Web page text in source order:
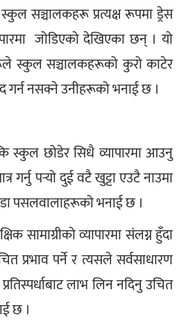
सञ्चालकहरू प्रत्यक्ष रूपमा ड्रेस
जोडिएको देखिएका छन् । यो
स्कुल सञ्चालकहरूको कुरो काटेर
गर्न नसक्ने उनीहरूको भनाई छ ।
स्कुल छोडेर सिधै व्यापारमा आउनु
गर्नु पर्‍यो दुई वटै खुट्टा एउटै नाउमा
पसलवालाहरूको भनाई छ ।
सामाग्रीको व्यापारमा संलग्न हुँदा
प्रभाव पर्ने र त्यसले सर्वसाधारण
लाभ लिन नदिनु उचित
छ ।